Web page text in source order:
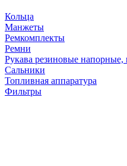
Кольца
Манжеты
Ремкомплекты
Ремни
Рукава резиновые
Сальники
Топливная аппаратура
Фильтры